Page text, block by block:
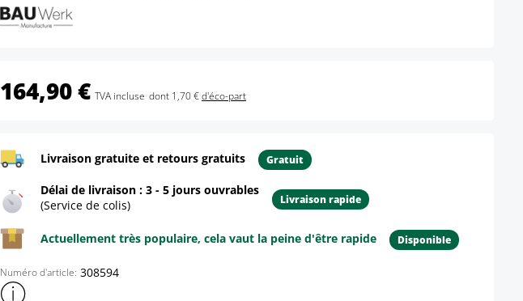
164,90 € TVA incluse dont 1,70 €d'éco-part
Livraison gratuite et retours gratuits Gratuit
Délai de livraison : 3 - 5 jours ouvrables
(Service de colis)
Livraison rapide
Actuellement très populaire, cela vaut la peine d'être rapide Disponible
Numéro d'article: 308594
Afficher plus d'informations sur le produit